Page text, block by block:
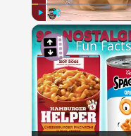
Play Unmute